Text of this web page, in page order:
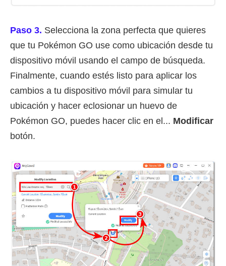
Paso 3. Selecciona la zona perfecta que quieres
que tu Pokémon GO use como ubicación desde tu
dispositivo móvil usando el campo de búsqueda.
Finalmente, cuando estés listo para aplicar los
cambios a tu dispositivo móvil para simular tu
ubicación y hacer eclosionar un huevo de
Pokémon GO, puedes hacer clic en el... Modificar
botón.